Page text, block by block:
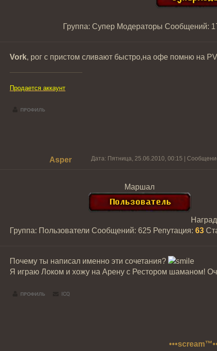
Группа: Супер Модераторы Сообщений:
Vork, рог с пристом сливают быстро,на офе помню на
Продается аккаунт
Asper Дата: Пятница, 25.06.2010, 00:15 |
Маршал
Группа: Пользователи Сообщений: 625 Репутация: 63
Почему ты написал именно эти сочетания?
Я играю Локом и хожу на Арену с Рестором шаманом!